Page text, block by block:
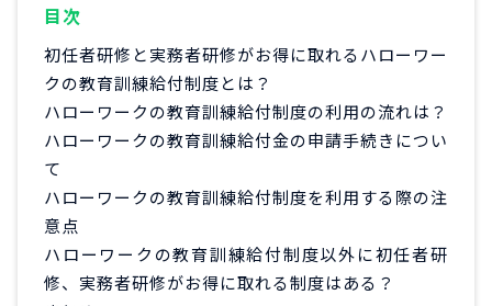
目次
初任者研修と実務者研修がお得に取れるハローワー
クの教育訓練給付制度とは？
ハローワークの教育訓練給付制度の利用の流れは？
ハローワークの教育訓練給付金の申請手続きについ
て
ハローワークの教育訓練給付制度を利用する際の注
意点
ハローワークの教育訓練給付制度以外に初任者研
修、実務者研修がお得に取れる制度はある？